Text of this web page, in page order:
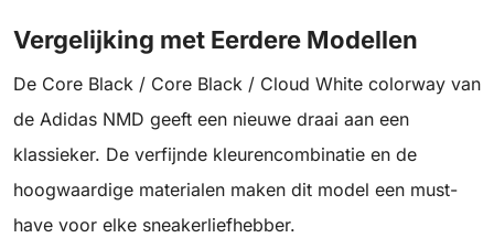
Vergelijking met Eerdere Modellen
De Core Black / Core Black / Cloud White colorway van
de Adidas NMD geeft een nieuwe draai aan een
klassieker. De verfijnde kleurencombinatie en de
hoogwaardige materialen maken dit model een must-
have voor elke sneakerliefhebber.